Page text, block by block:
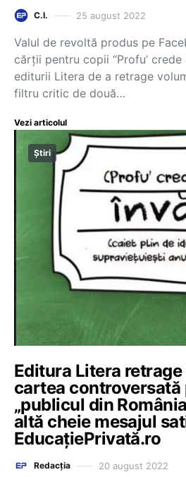
C.I. 25 august 2022
Valul de revoltă produs pe
cărții pentru copii “Profu’
editurii Litera de a retrage
filtru critic de două…
Vezi articolul
Știri
Editura Litera retrage
cartea
„publicul din
altă cheie mesajul
EducațiePrivată.ro
Redacția 20 august 2022